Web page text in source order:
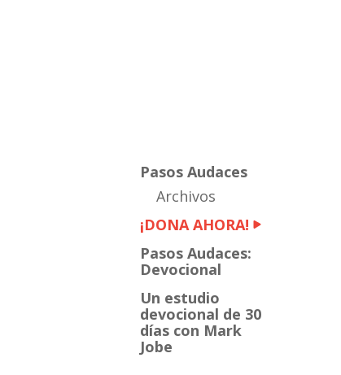
Pasos Audaces
Archivos
¡DONA AHORA!
Pasos Audaces:
Devocional
Un estudio
devocional de 30
días con Mark
Jobe